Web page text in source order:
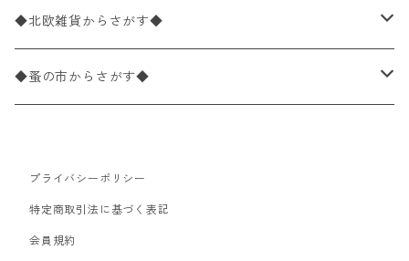
ライスペーパー
ペーパーリネンナプキン
ワックスペーパー
デコパージュ用品
パック売り
バラ売り
パック売り
21×21cm（ポケットサイズ）
バラ売り
33cm（ラウンド）
動物・鳥・昆虫・蝶柄
海・魚柄
食べ物・フルーツ・野菜・ドリンク柄
食器・カトラリー柄
ランチサイズ
カクテルサイズ
ドイツ製 Ambiente/アンビエンテ
ランチサイズ
ドイツ製 Paperproducts Design
カクテルサイズ
ランチサイズ
カクテルサイズ
ドイツ製 ti-flair/ティーフレア
ランチサイズ
ドイツ製 PAW/パウ
デコパージュ液
デコパージュ下地
デコパージュはさみ
3Dデコパージュ
◆北欧雑貨からさがす◆
シリコンモールド
トレイ
ポスター・カレンダー
◆蚤の市からさがす◆
北欧雑貨
デコパージュ用品
プライバシーポリシー
特定商取引法に基づく表記
会員規約